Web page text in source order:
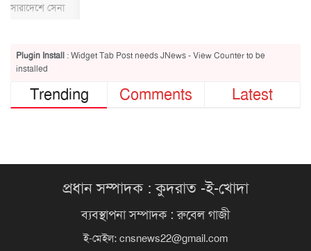
Plugin Install : Widget Tab Post needs JNews - View Counter to be
installed
Trending Comments Latest
প্রধান সম্পাদক : কুদরাত -ই-খোদা
ব্যবস্থাপনা সম্পাদক : রুবেল গাজী
ই-মেইল: cnsnews22@gmail.com